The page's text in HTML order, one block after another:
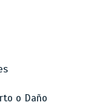
o Daño